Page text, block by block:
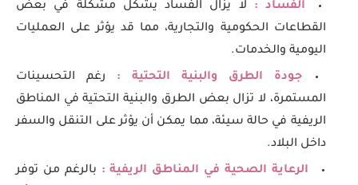
الفساد : لا يزال الفساد يشكل مشكلة في بعض
القطاعات الحكومية والتجارية، مما قد يؤثر على العمليات
اليومية والخدمات.
جودة الطرق والبنية التحتية : رغم التحسينات
المستمرة، لا تزال بعض الطرق والبنية التحتية في المناطق
الريفية في حالة سيئة، مما يمكن أن يؤثر على التنقل والسفر
داخل البلاد.
الرعاية الصحية في المناطق الريفية : بالرغم من توفر